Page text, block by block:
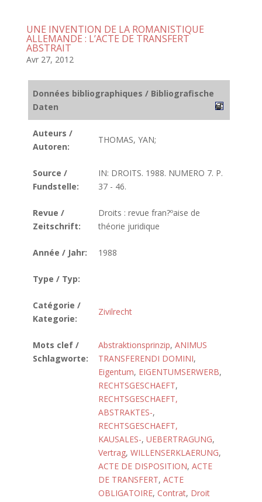
UNE INVENTION DE LA ROMANISTIQUE
ALLEMANDE : L’ACTE DE TRANSFERT
ABSTRAIT
Avr 27, 2012
Données bibliographiques / Bibliografische
Daten
Auteurs /
Autoren:
THOMAS, YAN;
Source /
Fundstelle:
IN: DROITS. 1988. NUMERO 7. P.
37 - 46.
Revue /
Zeitschrift:
Droits : revue fran?ºaise de
théorie juridique
Année / Jahr: 1988
Type / Typ:
Catégorie /
Kategorie:
Zivilrecht
Mots clef /
Schlagworte:
Abstraktionsprinzip, ANIMUS
TRANSFERENDI DOMINI,
Eigentum, EIGENTUMSERWERB,
RECHTSGESCHAEFT,
RECHTSGESCHAEFT,
ABSTRAKTES-,
RECHTSGESCHAEFT,
KAUSALES-, UEBERTRAGUNG,
Vertrag, WILLENSERKLAERUNG,
ACTE DE DISPOSITION, ACTE
DE TRANSFERT, ACTE
OBLIGATOIRE, Contrat, Droit